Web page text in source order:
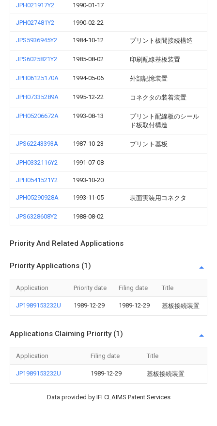
JPH021917Y2 1990-01-17
JPH027481Y2 1990-02-22
JPS5936945Y2 1984-10-12 プリント板間接続構造
JPS6025821Y2 1985-08-02 印刷配線基板装置
JPH06125170A 1994-05-06 外部記憶装置
JPH07335289A 1995-12-22 コネクタの装着装置
JPH05206672A 1993-08-13
プリント配線板のシール
ド板取付構造
JPS62243393A 1987-10-23 プリント基板
JPH0332116Y2 1991-07-08
JPH0541521Y2 1993-10-20
JPH05290928A 1993-11-05 表面実装用コネクタ
JPS6328608Y2 1988-08-02
Priority And Related Applications
Priority Applications (1)
Application Priority date Filing date Title
JP1989153232U 1989-12-29 1989-12-29 基板接続装置
Applications Claiming Priority (1)
Application Filing date Title
JP1989153232U 1989-12-29 基板接続装置
Data provided by IFI CLAIMS Patent Services